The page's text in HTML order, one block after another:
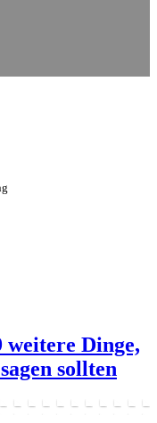
weitere Dinge,
sollten